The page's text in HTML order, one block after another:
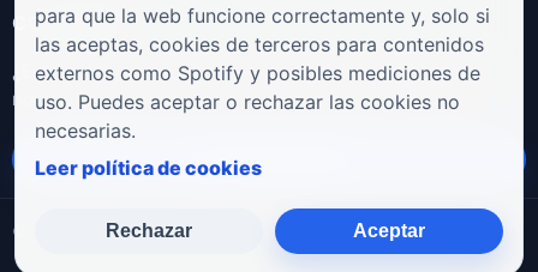
COLABORA
¿Eres artista, manager, sello o promotor? Envíanos tus
novedades, galas, entrevistas o propuestas musicales.
Enviar propuesta
© 2026 ElFiesta.es Noticias · Galas · Entrevistas · Música
para que la web funcione correctamente y, solo si
las aceptas, cookies de terceros para contenidos
externos como Spotify y posibles mediciones de
uso. Puedes aceptar o rechazar las cookies no
necesarias.
Leer política de cookies
Rechazar Aceptar